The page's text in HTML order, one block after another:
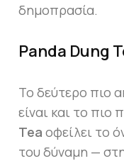
δημοπρασία.
Panda Dung
Το δεύτερο πιο
είναι και το πιο
Tea οφείλει το
του δύναμη —